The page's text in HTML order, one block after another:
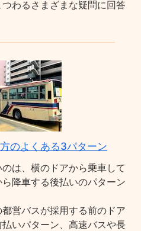
わるさまざまな疑問に回答
のよくある3パターン
は、横のドアから乗車して
降車する後払いのパターン
営バスが採用する前のドア
いパターン、高速バスや長